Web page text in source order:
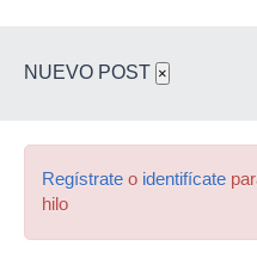
NUEVO POST ×
Regístrate o identifícate
hilo